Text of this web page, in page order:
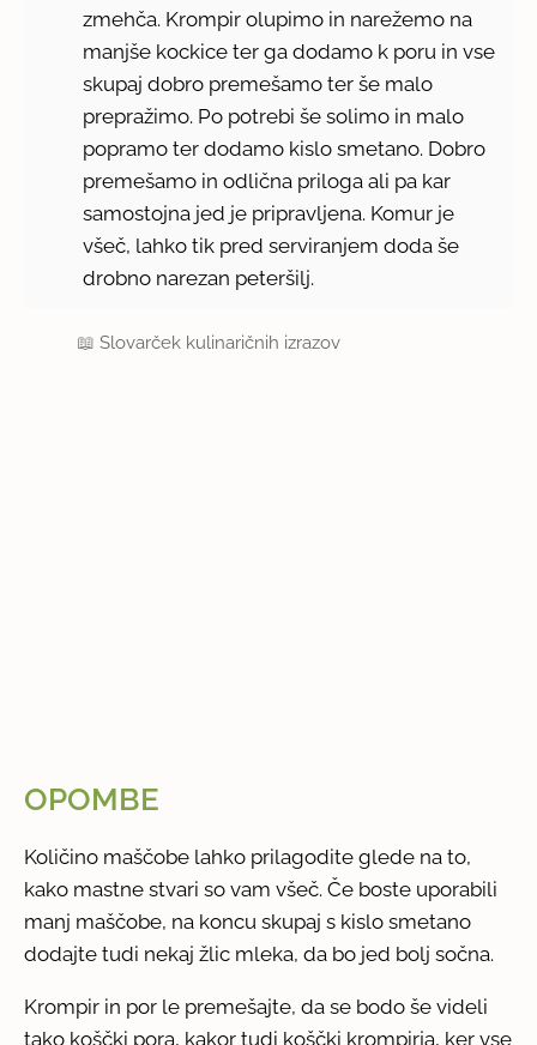
zmehča. Krompir olupimo in narežemo na
manjše kockice ter ga dodamo k poru in vse
skupaj dobro premešamo ter še malo
prepražimo. Po potrebi še solimo in malo
popramo ter dodamo kislo smetano. Dobro
premešamo in odlična priloga ali pa kar
samostojna jed je pripravljena. Komur je
všeč, lahko tik pred serviranjem doda še
drobno narezan peteršilj.
📖Slovarček kulinaričnih izrazov
OPOMBE
Količino maščobe lahko prilagodite glede na to,
kako mastne stvari so vam všeč. Če boste uporabili
manj maščobe, na koncu skupaj s kislo smetano
dodajte tudi nekaj žlic mleka, da bo jed bolj sočna.
Krompir in por le premešajte, da se bodo še videli
tako koščki pora, kakor tudi koščki krompirja, ker vse